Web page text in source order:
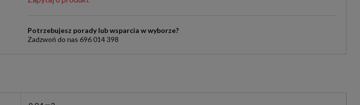
Potrzebujesz porady lub wsparcia w wyborze?
Zadzwoń do nas 696 014 398